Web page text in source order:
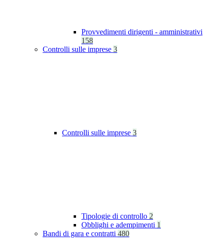
Provvedimenti dirigenti - amministrativi
158
Controlli sulle imprese 3
Controlli sulle imprese 3
Tipologie di controllo 2
Obblighi e adempimenti 1
Bandi di gara e contratti 480